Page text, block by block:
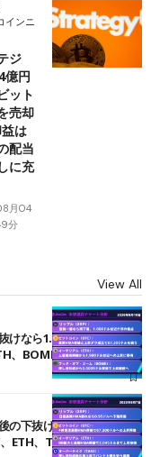
インニ
ジ
億円
ット
売却
は
配当
に充
月04
分
View All
けなら1.008ドルが次の焦
、BOME
の下抜けで0.95ドルを試
ETH、TAKE